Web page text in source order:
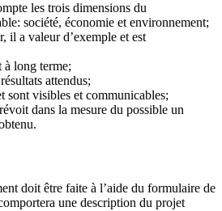
les trois dimensions du
société, économie et environnement;
il a valeur d’exemple et est
à long terme;
attendus;
sont visibles et communicables;
dans la mesure du possible un
doit être faite à l’aide du formulaire de
une description du projet